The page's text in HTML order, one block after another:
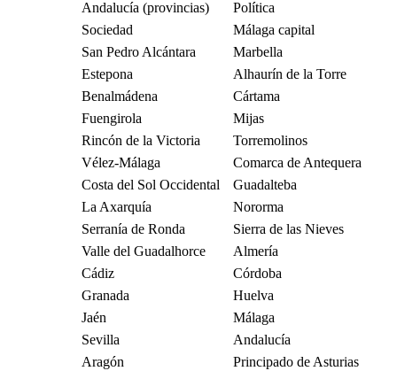
Andalucía (provincias)
Política
Sociedad
Málaga capital
San Pedro Alcántara
Marbella
Estepona
Alhaurín de la Torre
Benalmádena
Cártama
Fuengirola
Mijas
Rincón de la Victoria
Torremolinos
Vélez-Málaga
Comarca de Antequera
Costa del Sol Occidental
Guadalteba
La Axarquía
Nororma
Serranía de Ronda
Sierra de las Nieves
Valle del Guadalhorce
Almería
Cádiz
Córdoba
Granada
Huelva
Jaén
Málaga
Sevilla
Andalucía
Aragón
Principado de Asturias